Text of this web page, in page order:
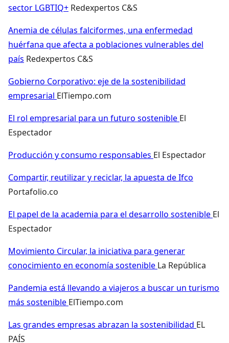
sector LGBTIQ+ Redexpertos C&S
Anemia de células falciformes, una enfermedad
huérfana que afecta a poblaciones vulnerables del
país Redexpertos C&S
Gobierno Corporativo: eje de la sostenibilidad
empresarial ElTiempo.com
El rol empresarial para un futuro sostenible El
Espectador
Producción y consumo responsables El Espectador
Compartir, reutilizar y reciclar, la apuesta de Ifco
Portafolio.co
El papel de la academia para el desarrollo sostenible El
Espectador
Movimiento Circular, la iniciativa para generar
conocimiento en economía sostenible La República
Pandemia está llevando a viajeros a buscar un turismo
más sostenible ElTiempo.com
Las grandes empresas abrazan la sostenibilidad EL
PAÍS